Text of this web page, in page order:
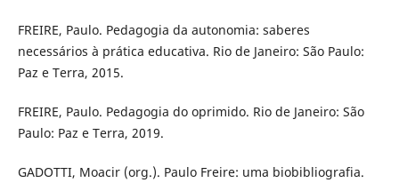
FREIRE, Paulo. Pedagogia da autonomia: saberes
necessários à prática educativa. Rio de Janeiro: São Paulo:
Paz e Terra, 2015.
FREIRE, Paulo. Pedagogia do oprimido. Rio de Janeiro: São
Paulo: Paz e Terra, 2019.
GADOTTI, Moacir (org.). Paulo Freire: uma biobibliografia.